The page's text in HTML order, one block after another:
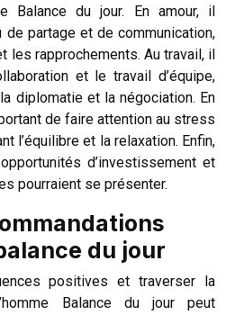
Balance du jour. En amour, il
partage et de communication,
rapprochements. Au travail, il
et le travail d’équipe,
diplomatie et la négociation. En
de faire attention au stress
l’équilibre et la relaxation. Enfin,
d’investissement et
pourraient se présenter.
du jour
positives et traverser la
Balance du jour peut